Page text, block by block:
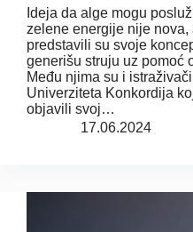
Ideja da alge mogu
zelene energije nije nova,
predstavili su svoje
generišu struju uz pomoć
Među njima su i
Univerziteta Konkordija
objavili svoj…
17.06.2024